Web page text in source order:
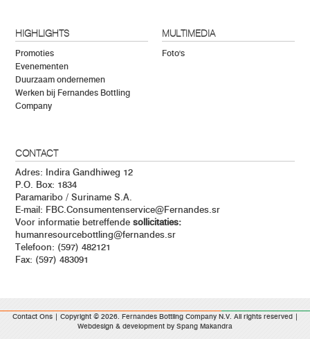
HIGHLIGHTS
Promoties
Evenementen
Duurzaam ondernemen
Werken bij Fernandes Bottling
Company
MULTIMEDIA
Foto's
CONTACT
Adres: Indira Gandhiweg 12
P.O. Box: 1834
Paramaribo / Suriname S.A.
E-mail: FBC.Consumentenservice@Fernandes.sr
Voor informatie betreffendesollicitaties:
humanresourcebottling@fernandes.sr
Telefoon: (597) 482121
Fax: (597) 483091
Contact Ons| Copyright © 2026. Fernandes Bottling Company N.V. All rights reserved |
Webdesign & development by Spang Makandra